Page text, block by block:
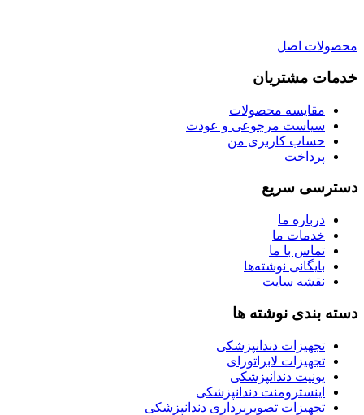
محصولات اصل
خدمات مشتریان
مقایسه محصولات
سیاست مرجوعی و عودت
حساب کاربری من
پرداخت
دسترسی سریع
درباره ما
خدمات ما
تماس با ما
بایگانی نوشته‌ها
نقشه سایت
دسته بندی نوشته ها
تجهیزات دندانپزشکی
تجهیزات لابراتورای
یونیت دندانپزشکی
اینسترومنت دندانپزشکی
تجهیزات تصویربرداری دندانپزشکی